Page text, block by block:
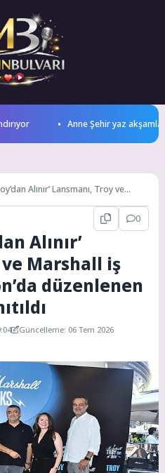
Anne Şehir yaz
Alınır’ Lansmanı, Troy ve
0
Alınır’
ve Marshall iş
düzenlenen
Güncelleme: 06 Tem 2026